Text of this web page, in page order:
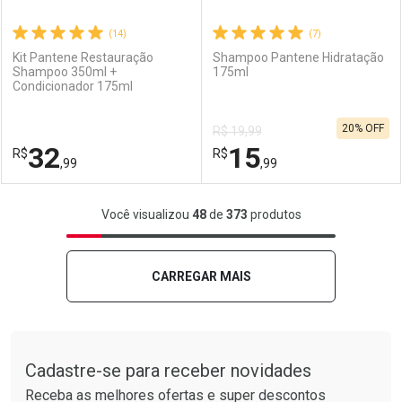
Comprar sem Desconto
Por R$ 15,99/cada
Por R$ 15,99/cada
Comprar sem Desconto
Por R$ 24,99/cada
Comprar sem Desconto
Por R$ 24,99/cada
(14)
Kit Pantene Restauração
Shampoo 350ml +
Condicionador 175ml
R$32,99
FECHAR
Laboratório
FECHAR
Por Menos
(7)
Shampoo Pantene Hidratação
175ml
R$ 19,99
R$15,99
20% OFF
Laboratório
Por Menos
Você visualizou 48de 373 produtos
CARREGAR MAIS
Cadastre-se para receber novidades
Receba as melhores ofertas e super descontos